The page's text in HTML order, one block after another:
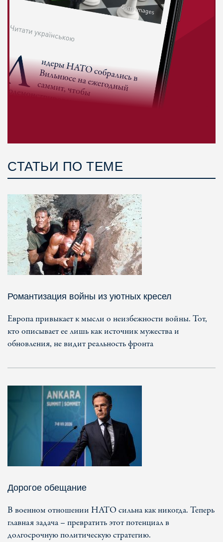
СТАТЬИ ПО ТЕМЕ
Романтизация войны из уютных кресел
Европа привыкает к мысли о неизбежности войны. Тот,
кто описывает ее лишь как источник мужества и
обновления, не видит реальность фронта
Дорогое обещание
В военном отношении НАТО сильна как никогда. Теперь
главная задача – превратить этот потенциал в
долгосрочную политическую стратегию.